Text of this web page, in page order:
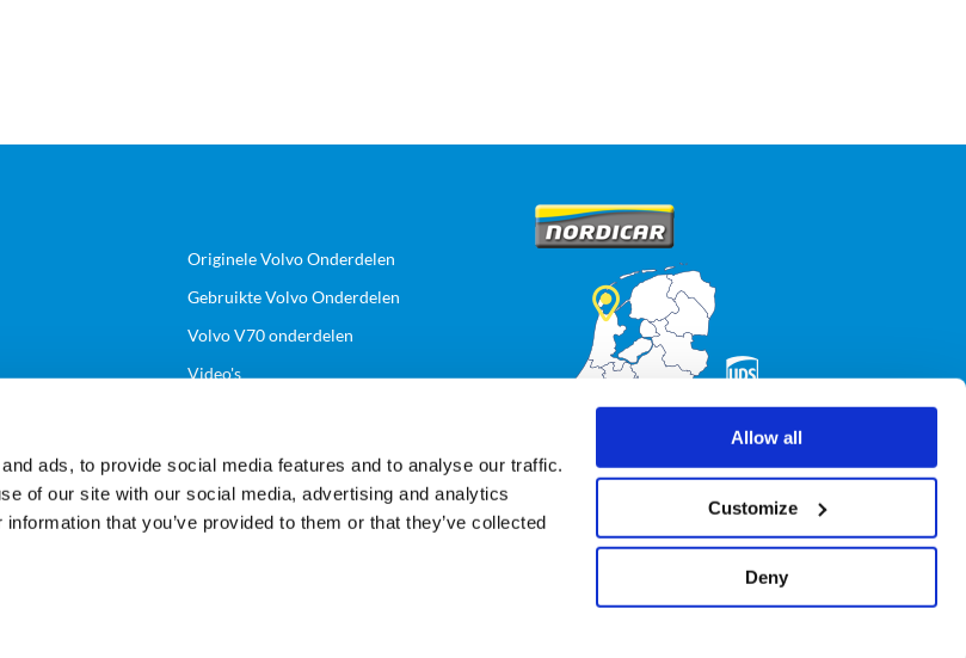
ads, to provide social media features and to analyse our traffic.
of our site with our social media, advertising and analytics
that you’ve provided to them or that they’ve collected
Allow all
Customize
Deny
Originele Volvo Onderdelen
Gebruikte Volvo Onderdelen
Volvo V70 onderdelen
Video's